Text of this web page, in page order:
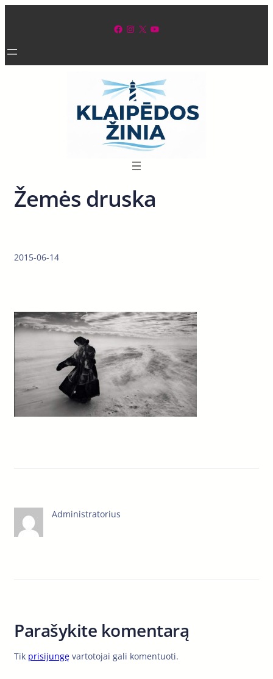
Facebook Instagram X YouTube
Žemės druska
2015-06-14
Administratorius
Parašykite komentarą
Tik prisijungę vartotojai gali komentuoti.